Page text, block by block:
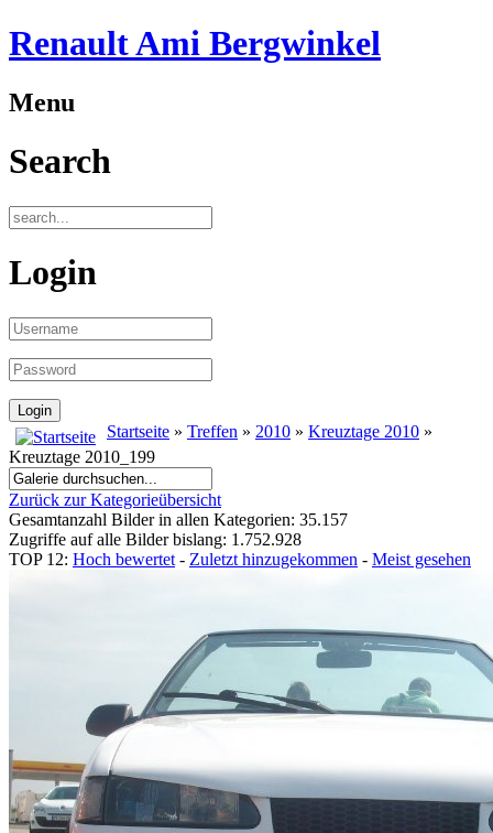
Renault Ami Bergwinkel
Menu
Search
Login
Startseite » Treffen » 2010 » Kreuztage 2010 »
Kreuztage 2010_199
Zurück zur Kategorieübersicht
Gesamtanzahl Bilder in allen Kategorien: 35.157
Zugriffe auf alle Bilder bislang: 1.752.928
TOP 12: Hoch bewertet - Zuletzt hinzugekommen - Meist gesehen